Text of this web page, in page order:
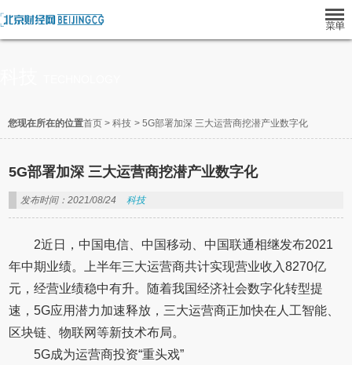
您现在所在的位置首页 > 科技 > 5G部署加深 三大运营商挖潜产业数字化
5G部署加深 三大运营商挖潜产业数字化
发布时间：2021/08/24 科技
2近日，中国电信、中国移动、中国联通相继发布2021
年中期业绩。上半年三大运营商共计实现营业收入8270亿
元，经营业绩稳中有升。随着我国经济社会数字化转型提
速，5G应用潜力加速释放，三大运营商正加快在人工智能、
区块链、物联网等新技术布局。
5G成为运营商投资“重头戏”